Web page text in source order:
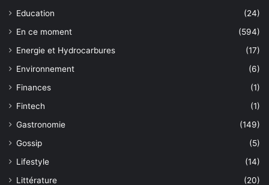
Education
(24)
En ce moment
(594)
Energie et Hydrocarbures
(17)
Environnement
(6)
Finances
(1)
Fintech
(1)
Gastronomie
(149)
Gossip
(5)
Lifestyle
(14)
Littérature
(20)